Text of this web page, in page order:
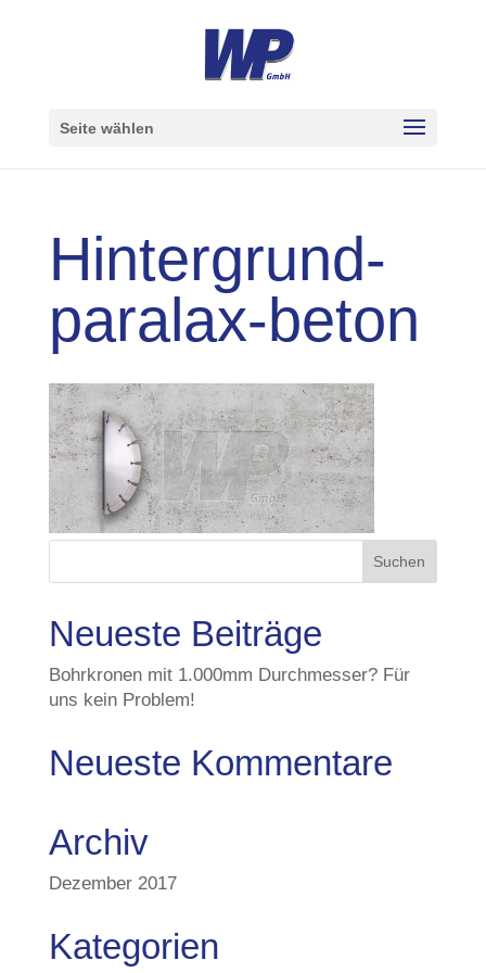
Seite wählen
Hintergrund-
paralax-beton
Neueste Beiträge
Bohrkronen mit 1.000mm Durchmesser? Für
uns kein Problem!
Neueste Kommentare
Archiv
Dezember 2017
Kategorien